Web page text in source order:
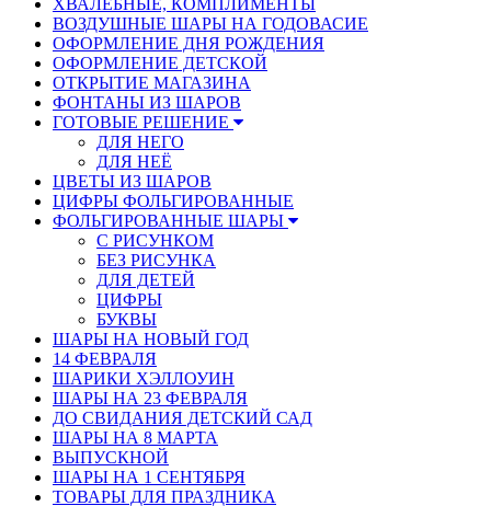
ХВАЛЕБНЫЕ, КОМПЛИМЕНТЫ
ВОЗДУШНЫЕ ШАРЫ НА ГОДОВАСИЕ
ОФОРМЛЕНИЕ ДНЯ РОЖДЕНИЯ
ОФОРМЛЕНИЕ ДЕТСКОЙ
ОТКРЫТИЕ МАГАЗИНА
ФОНТАНЫ ИЗ ШАРОВ
ГОТОВЫЕ РЕШЕНИЕ
ДЛЯ НЕГО
ДЛЯ НЕЁ
ЦВЕТЫ ИЗ ШАРОВ
ЦИФРЫ ФОЛЬГИРОВАННЫЕ
ФОЛЬГИРОВАННЫЕ ШАРЫ
С РИСУНКОМ
БЕЗ РИСУНКА
ДЛЯ ДЕТЕЙ
ЦИФРЫ
БУКВЫ
ШАРЫ НА НОВЫЙ ГОД
14 ФЕВРАЛЯ
ШАРИКИ ХЭЛЛОУИН
ШАРЫ НА 23 ФЕВРАЛЯ
ДО СВИДАНИЯ ДЕТСКИЙ САД
ШАРЫ НА 8 МАРТА
ВЫПУСКНОЙ
ШАРЫ НА 1 СЕНТЯБРЯ
ТОВАРЫ ДЛЯ ПРАЗДНИКА